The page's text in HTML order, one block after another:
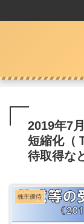
2019年7
短縮化（
待取得な
株主優待